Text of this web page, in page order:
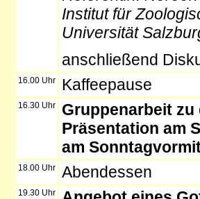
Institut für
Universität
anschließend
16.00 Uhr Kaffeepause
16.30 Uhr
Gruppenarbeit zu
Präsentation am
am
18.00 Uhr Abendessen
19.30 Uhr